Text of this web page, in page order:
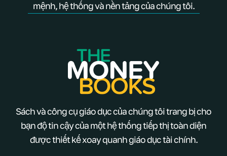
mệnh, hệ thống và nền tảng của chúng tôi.
Sách và công cụ giáo dục của chúng tôi trang bị cho
bạn độ tin cậy của một hệ thống tiếp thị toàn diện
được thiết kế xoay quanh giáo dục tài chính.